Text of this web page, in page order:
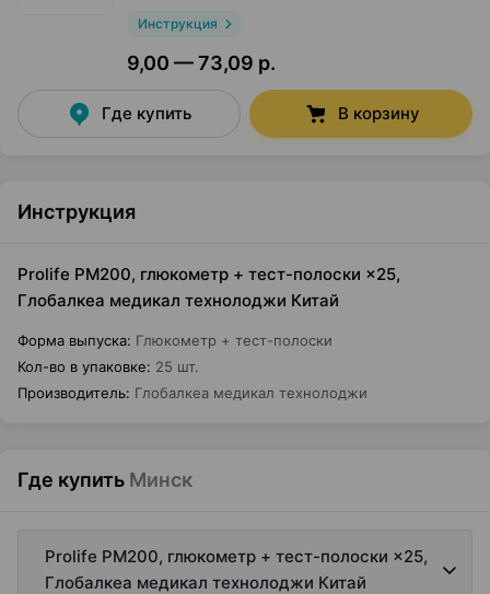
Инструкция
9,00 — 73,09 р.
Где купить В корзину
Инструкция
Prolife PM200, глюкометр + тест-полоски ×25,
Глобалкеа медикал технолоджи Китай
Форма выпуска: Глюкометр + тест-полоски
Кол-во в упаковке: 25 шт.
Производитель: Глобалкеа медикал технолоджи
Где купить Минск
Prolife PM200, глюкометр + тест-полоски ×25,
Глобалкеа медикал технолоджи Китай